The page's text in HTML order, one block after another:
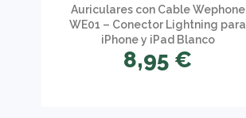
Auriculares con Cable Wephone
WE01 – Conector Lightning para
iPhone y iPad Blanco
8,95 €